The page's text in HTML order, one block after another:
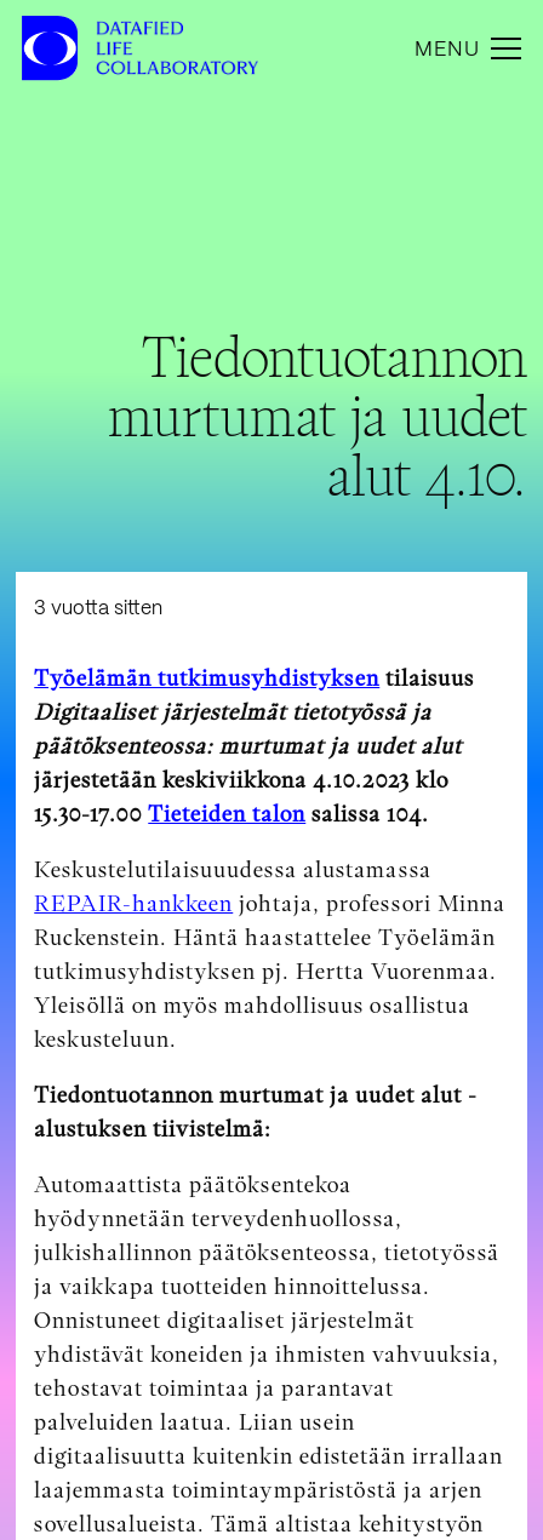
MENU
Tiedontuotannon
murtumat ja uudet
alut 4.10.
3 vuotta sitten
Työelämän tutkimusyhdistyksen tilaisuus
Digitaaliset järjestelmät tietotyössä ja
päätöksenteossa: murtumat ja uudet alut
järjestetään keskiviikkona 4.10.2023 klo
15.30-17.00Tieteiden talon salissa 104.
Keskustelutilaisuuudessa alustamassa
REPAIR-hankkeen johtaja, professori Minna
Ruckenstein. Häntä haastattelee Työelämän
tutkimusyhdistyksen pj. Hertta Vuorenmaa.
Yleisöllä on myös mahdollisuus osallistua
keskusteluun.
Tiedontuotannon murtumat ja uudet alut -
alustuksen tiivistelmä:
Automaattista päätöksentekoa
hyödynnetään terveydenhuollossa,
julkishallinnon päätöksenteossa, tietotyössä
ja vaikkapa tuotteiden hinnoittelussa.
Onnistuneet digitaaliset järjestelmät
yhdistävät koneiden ja ihmisten vahvuuksia,
tehostavat toimintaa ja parantavat
palveluiden laatua. Liian usein
digitaalisuutta kuitenkin edistetään irrallaan
laajemmasta toimintaympäristöstä ja arjen
sovellusalueista. Tämä altistaa kehitystyön